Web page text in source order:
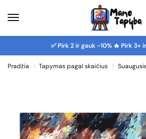
✅ Pirk 2 ir gauk -10% 🔥 Pirk 3+
Pradžia / Tapymas pagal skaičius /